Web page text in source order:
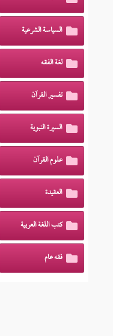
السياسة الشرعية
لغة الفقه
تفسير القرآن
السيرة النبوية
علوم القرآن
العقيدة
كتب اللغة العربية
فقه عام